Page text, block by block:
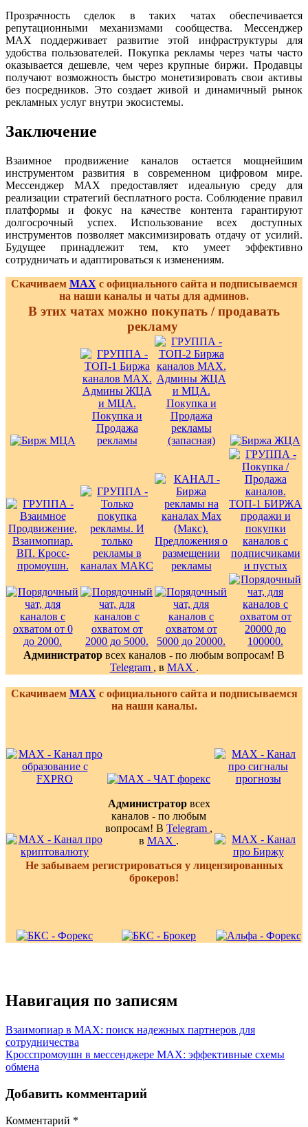
Прозрачность сделок в таких чатах обеспечивается
репутационными механизмами сообщества. Мессенджер
MAX поддерживает развитие этой инфраструктуры для
удобства пользователей. Покупка рекламы через чаты часто
оказывается дешевле, чем через крупные биржи. Продавцы
получают возможность быстро монетизировать свои активы
без посредников. Это создает живой и динамичный рынок
рекламных услуг внутри экосистемы.
Заключение
Взаимное продвижение каналов остается мощнейшим
инструментом развития в современном цифровом мире.
Мессенджер MAX предоставляет идеальную среду для
реализации стратегий бесплатного роста. Соблюдение правил
платформы и фокус на качестве контента гарантируют
долгосрочный успех. Использование всех доступных
инструментов позволяет максимизировать отдачу от усилий.
Будущее принадлежит тем, кто умеет эффективно
сотрудничать и адаптироваться к изменениям.
Скачиваем MAX с официального сайта и подписываемся
на наши каналы и чаты для админов.
В этих чатах можно покупать / продавать
рекламу
Администратор всех каналов - по любым вопросам! В
Telegram , в MAX .
Скачиваем MAX с официального сайта и подписываемся
на наши каналы.
Администраторвсех
каналов - по любым
вопросам! В Telegram ,
в MAX .
Не забываем регистрироваться у лицензированных
брокеров!
Навигация по записям
Взаимопиар в MAX: поиск надежных партнеров для
сотрудничества
Кросспромоушн в мессенджере MAX: эффективные схемы
обмена
Добавить комментарий
Комментарий *